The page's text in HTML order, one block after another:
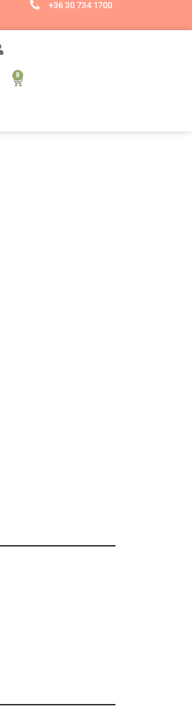
+36 30 734 1700
0